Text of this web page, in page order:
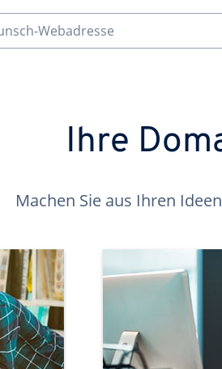
Webadresse
Ihre
Machen Sie aus Ihren